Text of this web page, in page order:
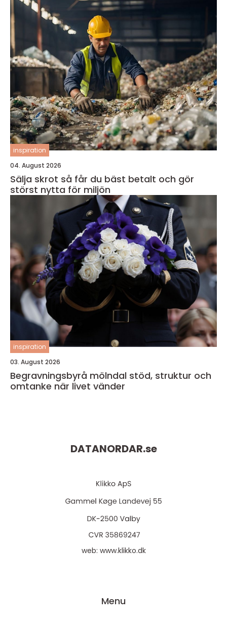
inspiration
04. August 2026
Sälja skrot så får du bäst betalt och gör
störst nytta för miljön
inspiration
03. August 2026
Begravningsbyrå mölndal stöd, struktur och
omtanke när livet vänder
DATANORDAR.se
web: www.klikko.dk
Menu